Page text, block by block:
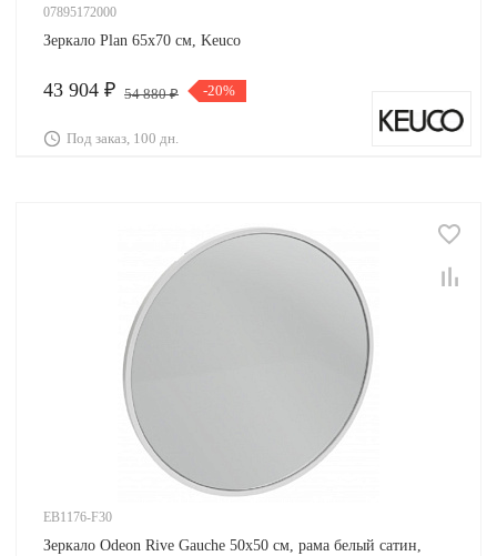
07895172000
Зеркало Plan 65х70 см, Keuco
43 904 ₽ 54 880 ₽ -20%
Под заказ, 100 дн.
EB1176-F30
Зеркало Odeon Rive Gauche 50х50 см, рама белый сатин,